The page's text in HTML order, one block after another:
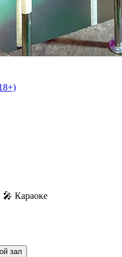
🎤 Караоке
зал